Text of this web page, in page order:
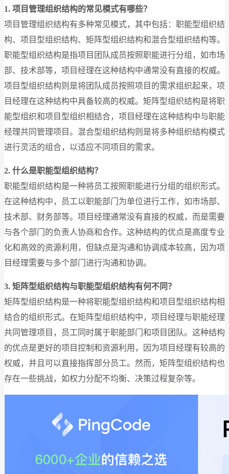
1. 项目管理组织结构的常见模式有哪些？
项目管理组织结构有多种常见模式，其中包括：职能型组织结
构、项目型组织结构、矩阵型组织结构和混合型组织结构等。
职能型组织结构是指项目团队成员按照职能进行分组，如市场
部、技术部等，项目经理在这种结构中通常没有直接的权威。
项目型组织结构则是将团队成员按照项目的需求组织起来，项
目经理在这种结构中具备较高的权威。矩阵型组织结构是将职
能型组织和项目型组织相结合，项目经理在这种结构中与职能
经理共同管理项目。混合型组织结构则是将多种组织结构模式
进行灵活的组合，以适应不同项目的需求。
2. 什么是职能型组织结构？
职能型组织结构是一种将员工按照职能进行分组的组织形式。
在这种结构中，员工以职能部门为单位进行工作，如市场部、
技术部、财务部等。项目经理通常没有直接的权威，而是需要
与各个部门的负责人协商和合作。这种结构的优点是高度专业
化和高效的资源利用，但缺点是沟通和协调成本较高，因为项
目经理需要与多个部门进行沟通和协调。
3. 矩阵型组织结构与职能型组织结构有何不同？
矩阵型组织结构是一种将职能型组织结构和项目型组织结构相
结合的组织形式。在矩阵型组织结构中，项目经理与职能经理
共同管理项目，员工同时属于职能部门和项目团队。这种结构
的优点是更好的项目控制和资源利用，因为项目经理有较高的
权威，并且可以直接指挥部分员工。然而，矩阵型组织结构也
存在一些挑战，如权力分配不均衡、决策过程复杂等。